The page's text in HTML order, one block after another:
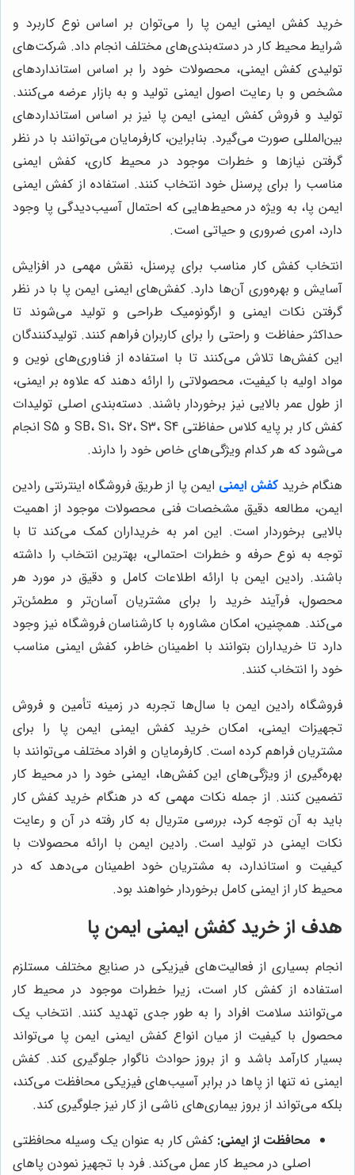
خرید کفش ایمنی ایمن پا را می‌توان بر اساس نوع کاربرد و
شرایط محیط کار در دسته‌بندی‌های مختلف انجام داد. شرکت‌های
تولیدی کفش ایمنی، محصولات خود را بر اساس استانداردهای
مشخص و با رعایت اصول ایمنی تولید و به بازار عرضه می‌کنند.
تولید و فروش کفش ایمنی ایمن پا نیز بر اساس استانداردهای
بین‌المللی صورت می‌گیرد. بنابراین، کارفرمایان می‌توانند با در نظر
گرفتن نیازها و خطرات موجود در محیط کاری، کفش ایمنی
مناسب را برای پرسنل خود انتخاب کنند. استفاده از کفش ایمنی
ایمن پا، به ویژه در محیط‌هایی که احتمال آسیب‌دیدگی پا وجود
دارد، امری ضروری و حیاتی است.
انتخاب کفش کار مناسب برای پرسنل، نقش مهمی در افزایش
آسایش و بهره‌وری آن‌ها دارد. کفش‌های ایمنی ایمن پا با در نظر
گرفتن نکات ایمنی و ارگونومیک طراحی و تولید می‌شوند تا
حداکثر حفاظت و راحتی را برای کاربران فراهم کنند. تولیدکنندگان
این کفش‌ها تلاش می‌کنند تا با استفاده از فناوری‌های نوین و
مواد اولیه با کیفیت، محصولاتی را ارائه دهند که علاوه بر ایمنی،
از طول عمر بالایی نیز برخوردار باشند. دسته‌بندی اصلی تولیدات
کفش کار بر پایه کلاس حفاظتی SB، S1، S2، S3، S4 و S5 انجام
می‌شود که هر کدام ویژگی‌های خاص خود را دارند.
هنگام خریدکفش ایمنی ایمن پا از طریق فروشگاه اینترنتی رادین
ایمن، مطالعه دقیق مشخصات فنی محصولات موجود از اهمیت
بالایی برخوردار است. این امر به خریداران کمک می‌کند تا با
توجه به نوع حرفه و خطرات احتمالی، بهترین انتخاب را داشته
باشند. رادین ایمن با ارائه اطلاعات کامل و دقیق در مورد هر
محصول، فرآیند خرید را برای مشتریان آسان‌تر و مطمئن‌تر
می‌کند. همچنین، امکان مشاوره با کارشناسان فروشگاه نیز وجود
دارد تا خریداران بتوانند با اطمینان خاطر، کفش ایمنی مناسب
خود را انتخاب کنند.
فروشگاه رادین ایمن با سال‌ها تجربه در زمینه تأمین و فروش
تجهیزات ایمنی، امکان خرید کفش ایمنی ایمن پا را برای
مشتریان فراهم کرده است. کارفرمایان و افراد مختلف می‌توانند با
بهره‌گیری از ویژگی‌های این کفش‌ها، ایمنی خود را در محیط کار
تضمین کنند. از جمله نکات مهمی که در هنگام خرید کفش کار
باید به آن توجه کرد، بررسی متریال به کار رفته در آن و رعایت
نکات ایمنی در تولید است. رادین ایمن با ارائه محصولات با
کیفیت و استاندارد، به مشتریان خود اطمینان می‌دهد که در
محیط کار از ایمنی کامل برخوردار خواهند بود.
هدف از خرید کفش ایمنی ایمن پا
انجام بسیاری از فعالیت‌های فیزیکی در صنایع مختلف مستلزم
استفاده از کفش کار است، زیرا خطرات موجود در محیط کار
می‌توانند سلامت افراد را به طور جدی تهدید کنند. انتخاب یک
محصول با کیفیت از میان انواع کفش ایمنی ایمن پا می‌تواند
بسیار کارآمد باشد و از بروز حوادث ناگوار جلوگیری کند. کفش
ایمنی نه تنها از پاها در برابر آسیب‌های فیزیکی محافظت می‌کند،
بلکه می‌تواند از بروز بیماری‌های ناشی از کار نیز جلوگیری کند.
محافظت از ایمنی: کفش کار به عنوان یک وسیله محافظتی
اصلی در محیط کار عمل می‌کند. فرد با تجهیز نمودن پاهای